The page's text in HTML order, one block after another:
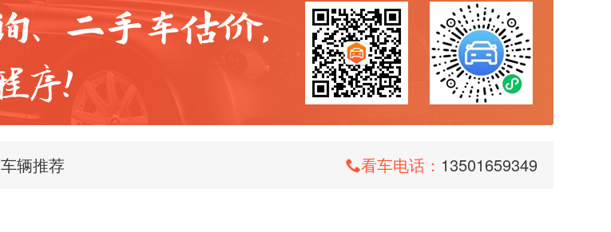
车辆推荐 看车电话： 13501659349